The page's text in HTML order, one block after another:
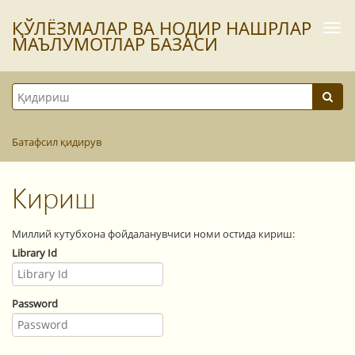
ҚЎЛЁЗМАЛАР ВА НОДИР НАШРЛАР
МАЪЛУМОТЛАР БАЗАСИ
Батафсил қидирув
Кириш
Миллий кутубхона фойдаланувчиси номи остида кириш:
Library Id
Password